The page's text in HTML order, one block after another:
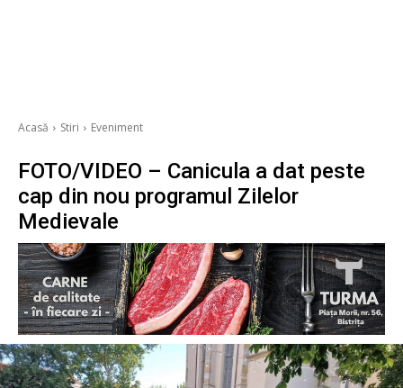
Acasă Stiri Eveniment
FOTO/VIDEO – Canicula a dat peste
cap din nou programul Zilelor
Medievale